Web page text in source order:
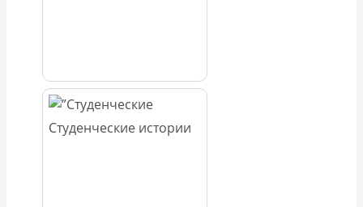
Студенческие истории